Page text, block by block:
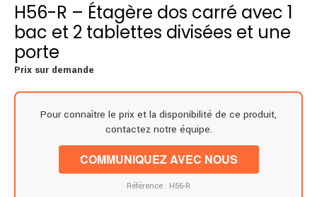
H56-R – Étagère dos carré avec 1
bac et 2 tablettes divisées et une
porte
Prix sur demande
Pour connaître le prix et la disponibilité de ce produit,
contactez notre équipe.
COMMUNIQUEZ AVEC NOUS
Référence : H56-R